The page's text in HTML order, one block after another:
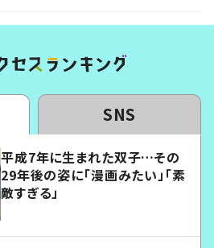
SNS
平成7年に生まれた双子…その
29年後の姿に「漫画みたい」「素
敵すぎる」